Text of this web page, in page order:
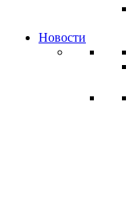
Новости